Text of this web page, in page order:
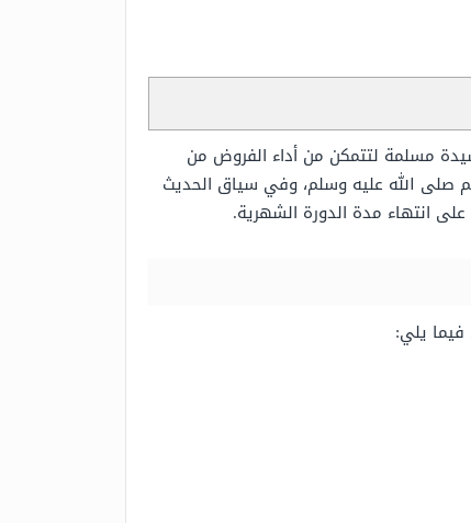
مسلمة لتتمكن من أداء الفروض من
صلى الله عليه وسلم، وفي سياق الحديث
انتهاء مدة الدورة الشهرية.
يلي: